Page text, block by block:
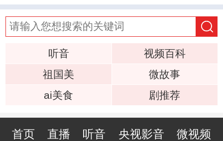
听音
视频百科
祖国美
微故事
ai美食
剧推荐
首页 直播 听音 央视影音 微视频